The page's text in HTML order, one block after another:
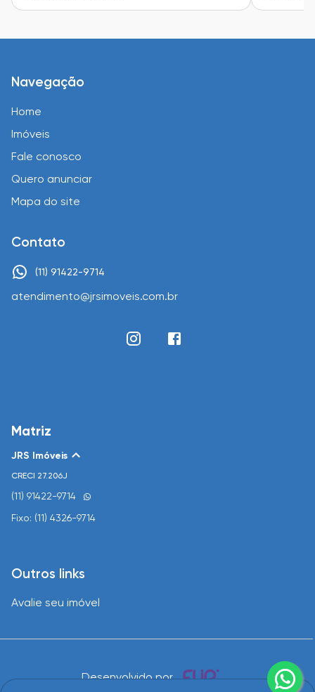
Navegação
Home
Imóveis
Fale conosco
Quero anunciar
Mapa do site
Contato
(11) 91422-9714
atendimento@jrsimoveis.com.br
Matriz
JRS Imóveis
CRECI 27.206J
(11) 91422-9714
Fixo: (11) 4326-9714
Outros links
Avalie seu imóvel
Desenvolvido por